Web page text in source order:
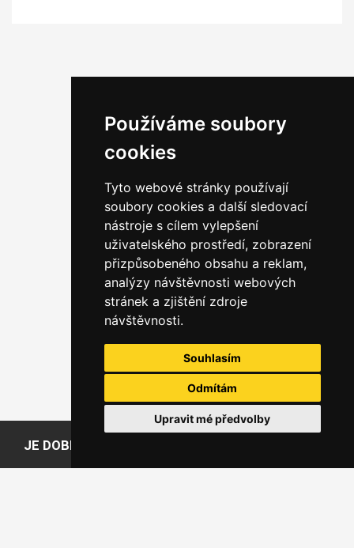
Používáme soubory
cookies
Tyto webové stránky používají
soubory cookies a další sledovací
nástroje s cílem vylepšení
uživatelského prostředí, zobrazení
přizpůsobeného obsahu a reklam,
analýzy návštěvnosti webových
stránek a zjištění zdroje
návštěvnosti.
Souhlasím
Odmítám
Upravit mé předvolby
JE DOBRÉ VĚDĚT
Slovníček pojmů